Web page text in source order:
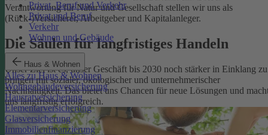
Privat, Beruf und Verkehr
Privat und Beruf
Verkehr
Wohnen und Gebäude
Haus & Wohnen
Alles zu Haus & Wohnen
Wohngebäudeversicherung
Hausratversicherung
Elementarversicherung
Glasversicherung
Immobilienfinanzierung
Verantwortung für Natur und Gesellschaft stellen wir uns als
(Rück-)Versicherer, Arbeitgeber und Kapitalanleger.
Die Säulen für langfristiges Handeln
Unser Ziel ist es, unser Geschäft bis 2030 noch stärker in Einklang zu
bringen mit sozialer, ökologischer und unternehmerischer
Nachhaltigkeit. Das bietet uns Chancen für neue Lösungen und
uns langfristig erfolgreich.